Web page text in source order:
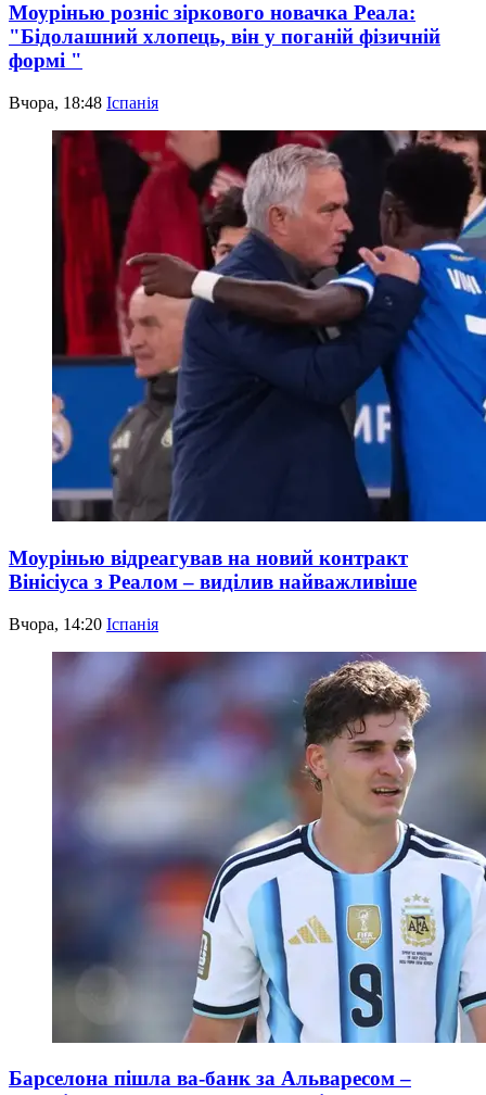
Моурінью розніс зіркового новачка Реала:
"Бідолашний хлопець, він у поганій фізичній
формі "
Вчора, 18:48 Іспанія
Моурінью відреагував на новий контракт
Вінісіуса з Реалом – виділив найважливіше
Вчора, 14:20 Іспанія
Барселона пішла ва-банк за Альваресом –